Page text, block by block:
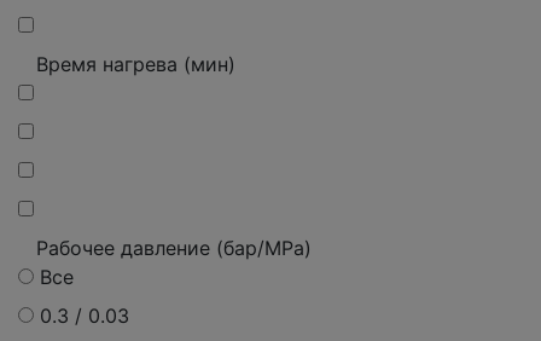
Время нагрева (мин)
Рабочее давление (бар/MPa)
Все
0.3 / 0.03